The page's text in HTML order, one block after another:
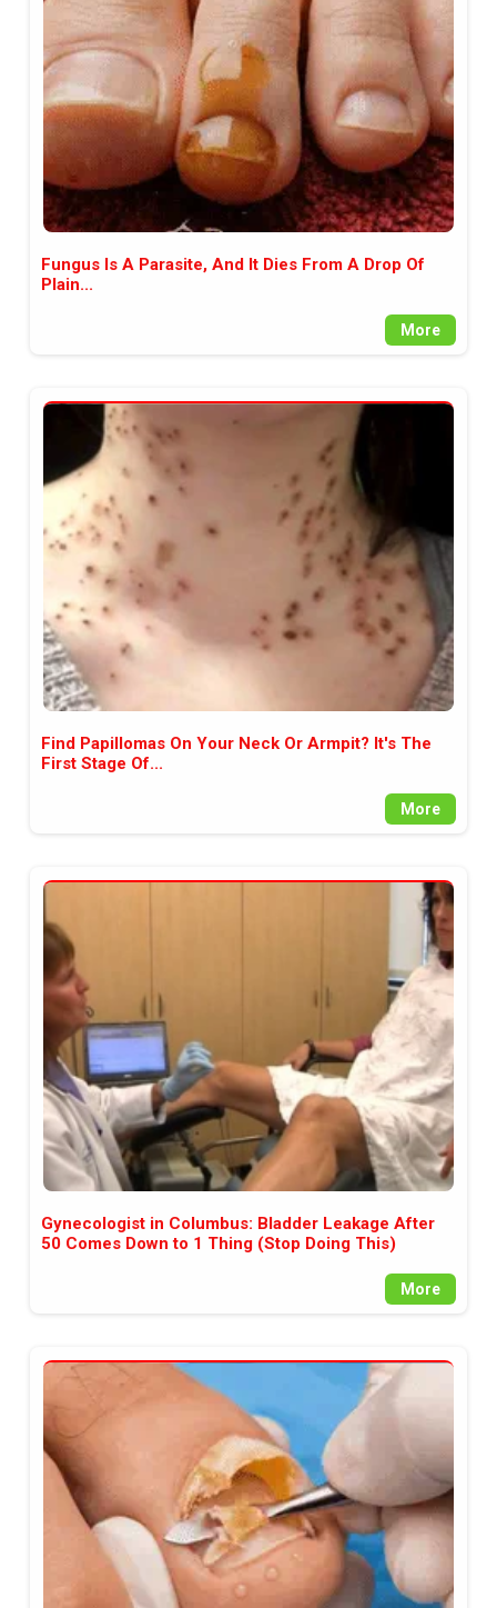
аудитория, затова държим на
прозрачност и коректност от
наша страна. Поднасяме ви
новините такива, каквито са. В
пълния си потенциал.
Fungus Is A Parasite, And It Dies From A Drop Of
Plain...
More
Find Papillomas On Your Neck Or Armpit? It's The
First Stage Of...
More
Gynecologist in Columbus: Bladder Leakage After
50 Comes Down to 1 Thing (Stop Doing This)
More